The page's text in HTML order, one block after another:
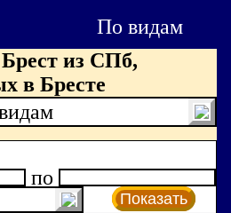
По видам
из СПб,
в Бресте
по
Показать